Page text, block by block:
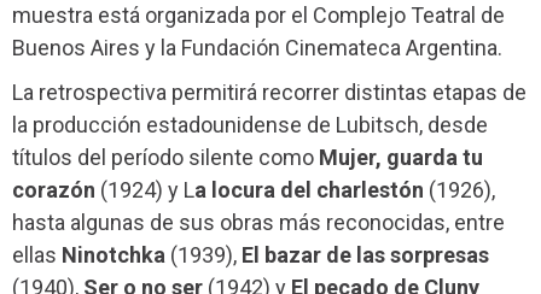
muestra está organizada por el Complejo Teatral de
Buenos Aires y la Fundación Cinemateca Argentina.
La retrospectiva permitirá recorrer distintas etapas de
la producción estadounidense de Lubitsch, desde
títulos del período silente como Mujer, guarda tu
corazón (1924) y La locura del charlestón (1926),
hasta algunas de sus obras más reconocidas, entre
ellas Ninotchka (1939), El bazar de las sorpresas
(1940), Ser o no ser (1942) y El pecado de Cluny